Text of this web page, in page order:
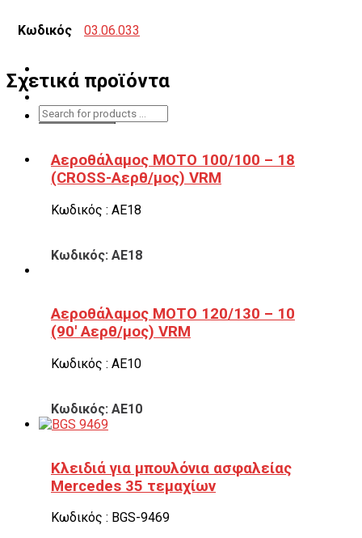
Κωδικός 03.06.033
Σχετικά προϊόντα
Αεροθάλαμος ΜΟΤΟ 100/100 – 18
(CROSS-Αερθ/μος) VRM
Κωδικός : ΑΕ18
Κωδικός: ΑΕ18
Αεροθάλαμος ΜΟΤΟ 120/130 – 10
(90′ Αερθ/μος) VRM
Κωδικός : ΑΕ10
Κωδικός: ΑΕ10
Κλειδιά για μπουλόνια ασφαλείας
Mercedes 35 τεμαχίων
Κωδικός : BGS-9469